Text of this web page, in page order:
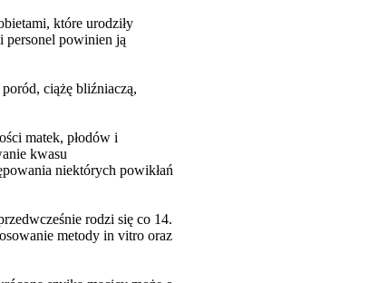
które urodziły
personel powinien ją
ciążę bliźniaczą,
matek, płodów i
kwasu
niektórych powikłań
rodzi się co 14.
metody in vitro oraz